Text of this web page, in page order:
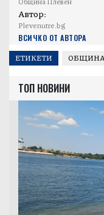
Автор:
Plevenutre.bg
ВСИЧКО ОТ АВТОРА
ЕТИКЕТИ
ТОП НОВИНИ